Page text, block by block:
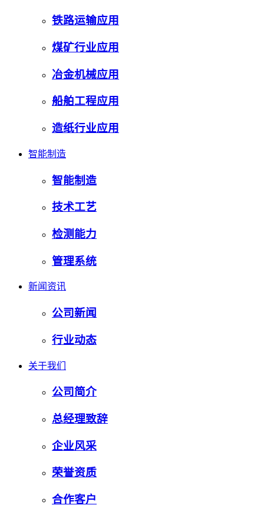
铁路运输应用
煤矿行业应用
冶金机械应用
船舶工程应用
造纸行业应用
智能制造
智能制造
技术工艺
检测能力
管理系统
新闻资讯
公司新闻
行业动态
关于我们
公司简介
总经理致辞
企业风采
荣誉资质
合作客户